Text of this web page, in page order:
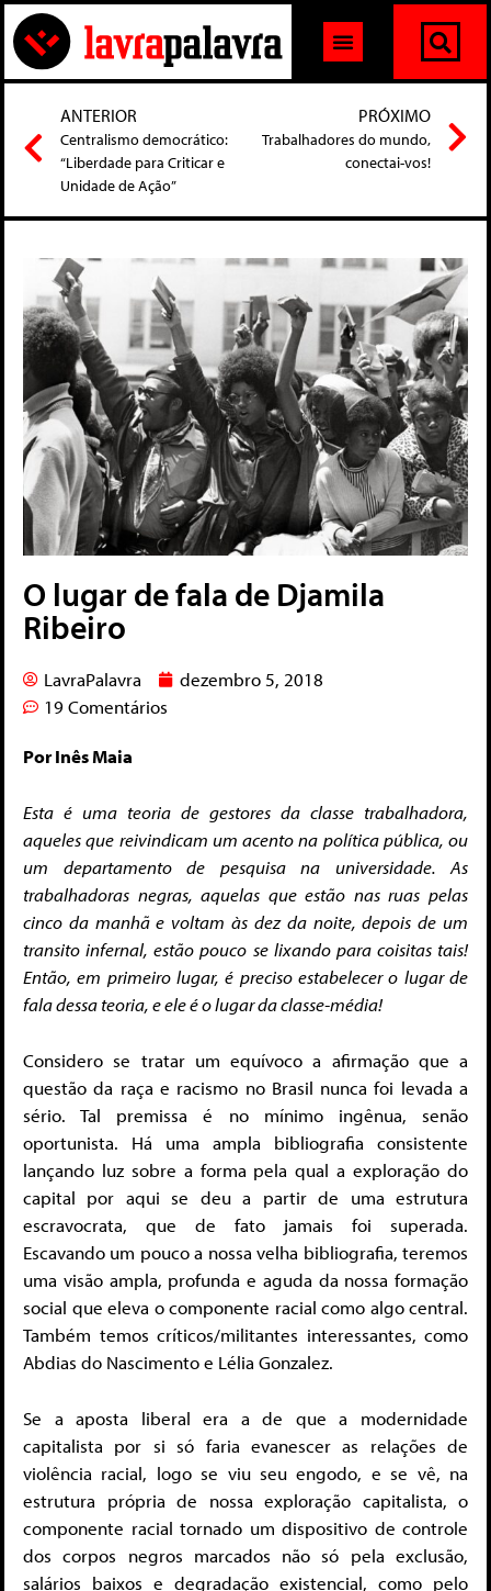
ANTERIOR
Centralismo democrático:
“Liberdade para Criticar e
Unidade de Ação”
PRÓXIMO
Trabalhadores do mundo,
conectai-vos!
O lugar de fala de Djamila
Ribeiro
LavraPalavra
dezembro 5, 2018
19 Comentários
Por Inês Maia
Esta é uma teoria de gestores da classe trabalhadora,
aqueles que reivindicam um acento na política pública, ou
um departamento de pesquisa na universidade. As
trabalhadoras negras, aquelas que estão nas ruas pelas
cinco da manhã e voltam às dez da noite, depois de um
transito infernal, estão pouco se lixando para coisitas tais!
Então, em primeiro lugar, é preciso estabelecer o lugar de
fala dessa teoria, e ele é o lugar da classe-média!
Considero se tratar um equívoco a afirmação que a
questão da raça e racismo no Brasil nunca foi levada a
sério. Tal premissa é no mínimo ingênua, senão
oportunista. Há uma ampla bibliografia consistente
lançando luz sobre a forma pela qual a exploração do
capital por aqui se deu a partir de uma estrutura
escravocrata, que de fato jamais foi superada.
Escavando um pouco a nossa velha bibliografia, teremos
uma visão ampla, profunda e aguda da nossa formação
social que eleva o componente racial como algo central.
Também temos críticos/militantes interessantes, como
Abdias do Nascimento e Lélia Gonzalez.
Se a aposta liberal era a de que a modernidade
capitalista por si só faria evanescer as relações de
violência racial, logo se viu seu engodo, e se vê, na
estrutura própria de nossa exploração capitalista, o
componente racial tornado um dispositivo de controle
dos corpos negros marcados não só pela exclusão,
salários baixos e degradação existencial, como pelo